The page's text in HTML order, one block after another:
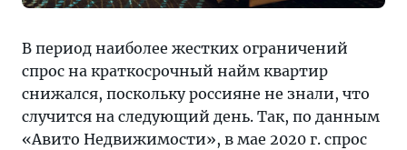
В период наиболее жестких ограничений
спрос на краткосрочный найм квартир
снижался, поскольку россияне не знали, что
случится на следующий день. Так, по данным
«Авито Недвижимости», в мае 2020 г. спрос